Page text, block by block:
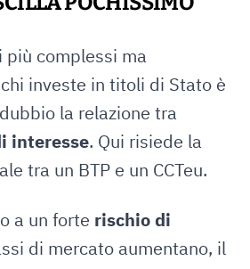
più complessi ma
investe in titoli di Stato è
la relazione tra
interesse. Qui risiede la
tra un BTP e un CCTeu.
a un forte rischio di
di mercato aumentano, il